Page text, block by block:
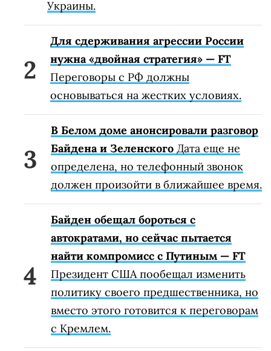
Украины.
Для сдерживания агрессии России
нужна «двойная стратегия» — FT
Переговоры с РФ должны
основываться на жестких условиях.
В Белом доме анонсировали разговор
Байдена и Зеленского Дата еще не
определена, но телефонный звонок
должен произойти в ближайшее время.
Байден обещал бороться с
автократами, но сейчас пытается
найти компромисс с Путиным — FT
Президент США пообещал изменить
политику своего предшественника, но
вместо этого готовится к переговорам
с Кремлем.